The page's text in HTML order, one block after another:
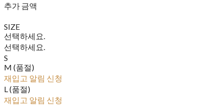
추가 금액
SIZE
선택하세요.
선택하세요.
S
M (품절)
재입고 알림 신청
L (품절)
재입고 알림 신청